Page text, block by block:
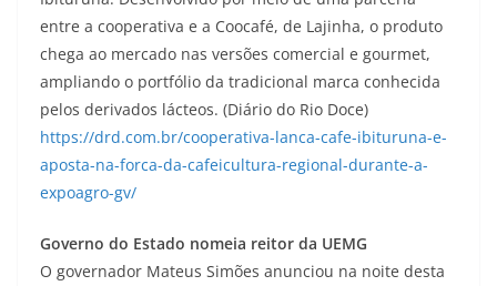
entre a cooperativa e a Coocafé, de Lajinha, o produto
chega ao mercado nas versões comercial e gourmet,
ampliando o portfólio da tradicional marca conhecida
pelos derivados lácteos. (Diário do Rio Doce)
https://drd.com.br/cooperativa-lanca-cafe-ibituruna-e-
aposta-na-forca-da-cafeicultura-regional-durante-a-
expoagro-gv/
Governo do Estado nomeia reitor da UEMG
O governador Mateus Simões anunciou na noite desta